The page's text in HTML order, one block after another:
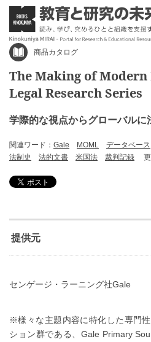
商品カタログ
The Making of
Legal Research Series
学際的な視点からグローバルに
関連ワード： Gale MOML データベース
法制史
法的文書 米国法 裁判記録
提供元
センゲージ・ラーニング社Gale
※様々な主題内容に特化した専門
ション群である、Gale Primary